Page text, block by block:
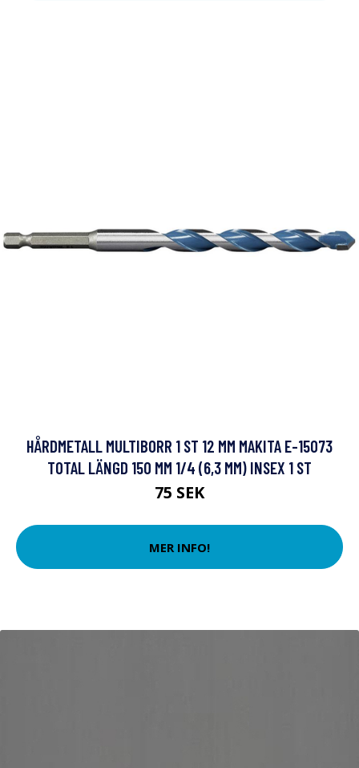
HÅRDMETALL MULTIBORR 1 ST 12 MM MAKITA E-15073
TOTAL LÄNGD 150 MM 1/4 (6,3 MM) INSEX 1 ST
75 SEK
MER INFO!